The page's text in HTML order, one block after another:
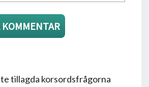
tillagda korsordsfrågorna